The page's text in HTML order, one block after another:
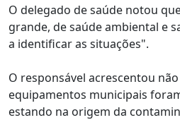
O delegado de saúde notou
grande, de saúde ambiental e
a identificar as situações".
O responsável acrescentou
equipamentos municipais
estando na origem da